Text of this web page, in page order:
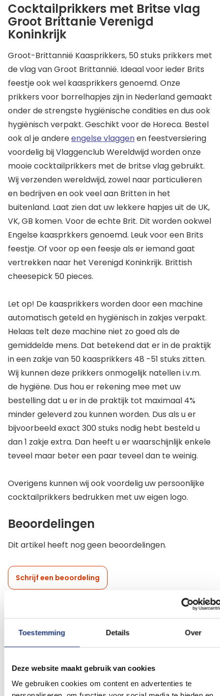
Toestemming Details Over
Deze website maakt gebruik van cookies
We gebruiken cookies om content en advertenties te
Cocktailprikkers met Britse vlag
Groot Brittanie Verenigd
Koninkrijk
Groot-Brittannië Kaasprikkers, 50 stuks prikkers met
de vlag van Groot Brittannië. Ideaal voor ieder Brits
feestje ook wel kaasprikkers genoemd. Onze
prikkers voor borrelhapjes zijn in Nederland gemaakt
onder de strengste hygiënische condities en dus ook
hygiënisch verpakt. Geschikt voor de Horeca. Bestel
ook al je andereengelse vlaggenen feestversiering
voordelig bij Vlaggenclub Wereldwijd worden onze
mooie cocktailprikkers met de britse vlag gebruikt.
Wij verzenden wereldwijd, zowel naar particulieren
en bedrijven en ook veel aan Britten in het
buitenland. Laat zien dat uw lekkere hapjes uit de UK,
VK, GB komen. Voor de echte Brit. Dit worden ookwel
Engelse kaasprkkers genoemd. Leuk voor een Brits
feestje. Of voor op een feesje als er iemand gaat
vertrekken naar het Verenigd Koninkrijk. Brittish
cheesepick 50 pieces.
Let op! De kaasprikkers worden door een machine
automatisch geteld en hygiënisch in zakjes verpakt.
Helaas telt deze machine niet zo goed als de
gemiddelde mens. Dat betekend dat er in de praktijk
in een zakje van 50 kaasprikkers 48 -51 stuks zitten.
Wij kunnen deze prikkers onmogelijk natellen i.v.m.
de hygiëne. Dus hou er rekening mee met uw
bestelling dat u er in de praktijk tot maximaal 4%
minder geleverd zou kunnen worden. Dus als u er
bijvoorbeeld exact 300 stuks nodig hebt besteld u
dan 1 zakje extra. Dan heeft u er waarschijnlijk enkele
teveel maar beter een paar teveel dan te weinig.
Overigens kunnen wij ook voordelig uw persoonlijke
cocktailprikkers bedrukken met uw eigen logo.
Beoordelingen
Dit artikel heeft nog geen beoordelingen.
Schrijf een beoordeling
Gerelateerde producten
toe
verlanglijst